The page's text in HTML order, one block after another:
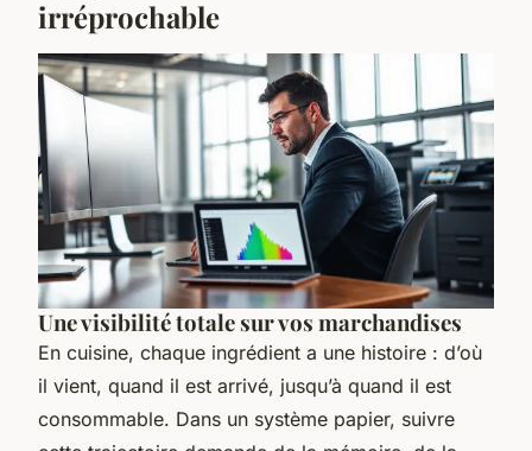
irréprochable
Une visibilité totale sur vos marchandises
En cuisine, chaque ingrédient a une histoire : d’où
il vient, quand il est arrivé, jusqu’à quand il est
consommable. Dans un système papier, suivre